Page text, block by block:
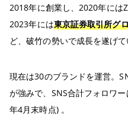
2018年に創業し、2020年には
2023年には東京証券取引所グ
ど、破竹の勢いで成長を遂げて
現在は30のブランドを運営。
が強みで、SNS合計フォロワ
年4月末時点) 。